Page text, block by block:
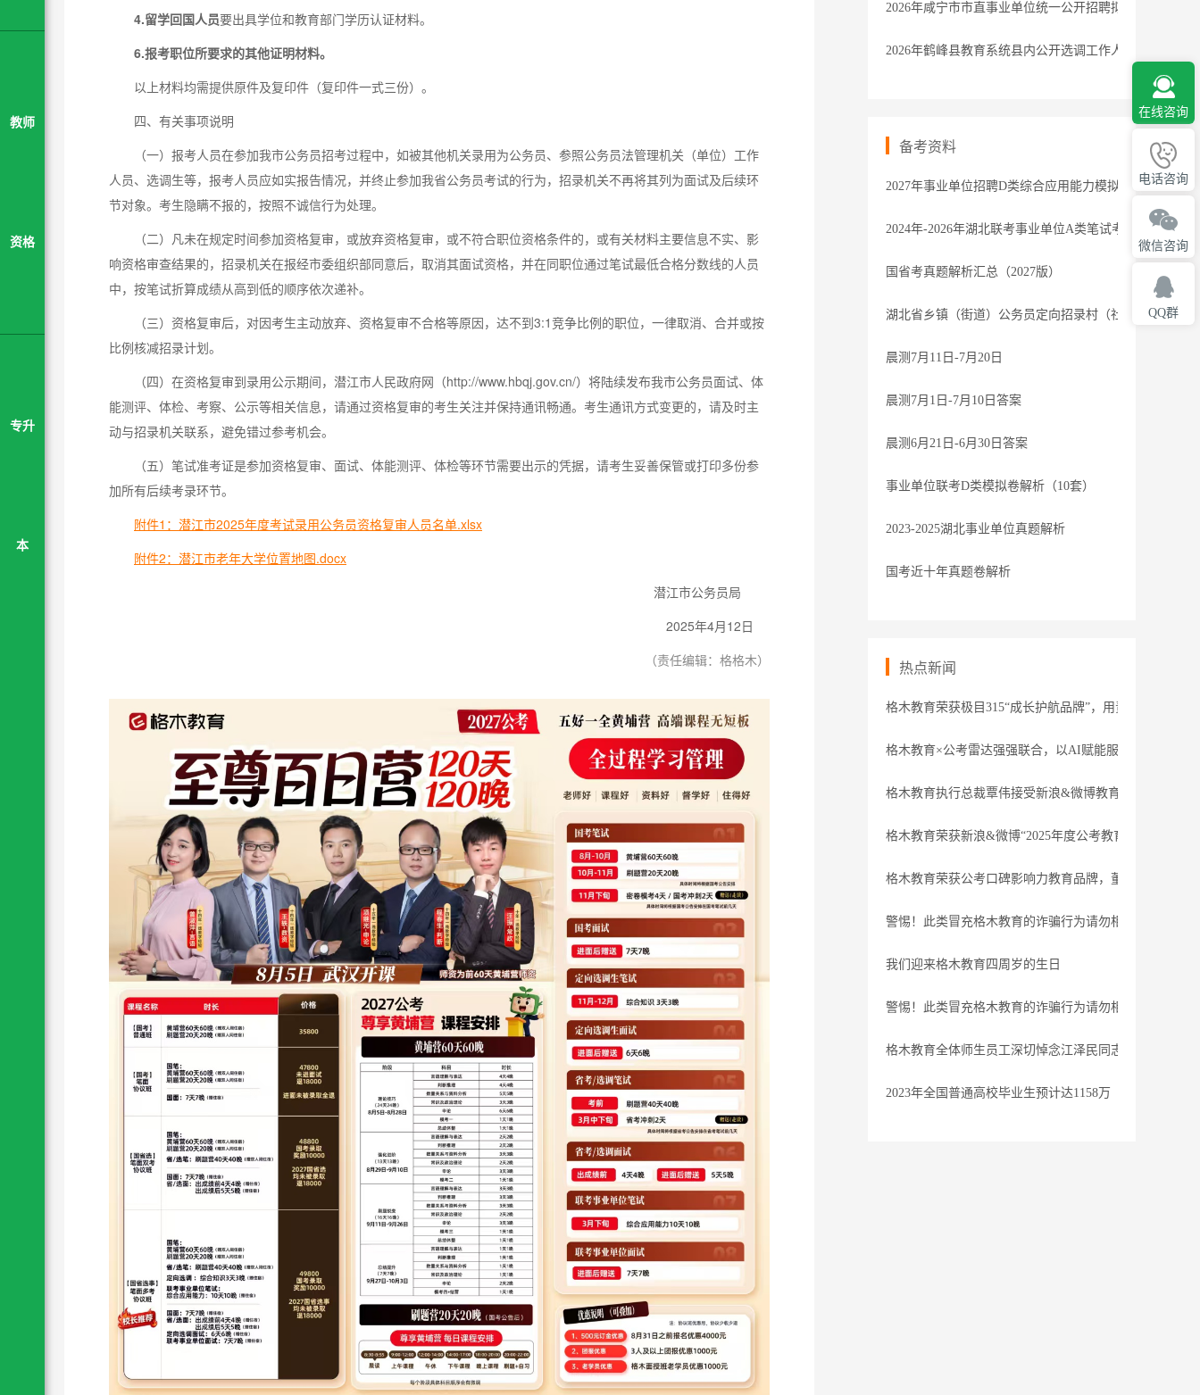
教师
资格
专升
本
4.留学回国人员要出具学位和教育部门学历认证材料。
6.报考职位所要求的其他证明材料。
以上材料均需提供原件及复印件（复印件一式三份）。
四、有关事项说明
（一）报考人员在参加我市公务员招考过程中，如被其他机关录用为公务员、参照公务员法管理机关（单位）工作
人员、选调生等，报考人员应如实报告情况，并终止参加我省公务员考试的行为，招录机关不再将其列为面试及后续环
节对象。考生隐瞒不报的，按照不诚信行为处理。
（二）凡未在规定时间参加资格复审，或放弃资格复审，或不符合职位资格条件的，或有关材料主要信息不实、影
响资格审查结果的，招录机关在报经市委组织部同意后，取消其面试资格，并在同职位通过笔试最低合格分数线的人员
中，按笔试折算成绩从高到低的顺序依次递补。
（三）资格复审后，对因考生主动放弃、资格复审不合格等原因，达不到3:1竞争比例的职位，一律取消、合并或按
比例核减招录计划。
（四）在资格复审到录用公示期间，潜江市人民政府网（http://www.hbqj.gov.cn/）将陆续发布我市公务员面试、体
能测评、体检、考察、公示等相关信息，请通过资格复审的考生关注并保持通讯畅通。考生通讯方式变更的，请及时主
动与招录机关联系，避免错过参考机会。
（五）笔试准考证是参加资格复审、面试、体能测评、体检等环节需要出示的凭据，请考生妥善保管或打印多份参
加所有后续考录环节。
附件1：潜江市2025年度考试录用公务员资格复审人员名单.xlsx
附件2：潜江市老年大学位置地图.docx
潜江市公务员局
2025年4月12日
（责任编辑：格格木）
2026年咸宁市市直事业单位统一公开招聘拟聘用人员公
2026年鹤峰县教育系统县内公开选调工作人员公告
备考资料
2027年事业单位招聘D类综合应用能力模拟卷1解析
2024年-2026年湖北联考事业单位A类笔试考题-参考答案
国省考真题解析汇总（2027版）
湖北省乡镇（街道）公务员定向招录村（社区）干部笔
晨测7月11日-7月20日
晨测7月1日-7月10日答案
晨测6月21日-6月30日答案
事业单位联考D类模拟卷解析（10套）
2023-2025湖北事业单位真题解析
国考近十年真题卷解析
热点新闻
格木教育荣获极目315“成长护航品牌”，用责任守护职业
格木教育×公考雷达强强联合，以AI赋能服务
格木教育执行总裁覃伟接受新浪&微博教育盛典专访
格木教育荣获新浪&微博“2025年度公考教育领导力品牌”
格木教育荣获公考口碑影响力教育品牌，董事长接受腾
警惕！此类冒充格木教育的诈骗行为请勿相信
我们迎来格木教育四周岁的生日
警惕！此类冒充格木教育的诈骗行为请勿相信
格木教育全体师生员工深切悼念江泽民同志
2023年全国普通高校毕业生预计达1158万
在线咨询
电话咨询
微信咨询
QQ群